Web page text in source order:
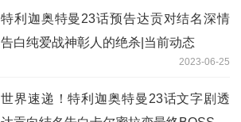
特利迦奥特曼23话预告达贡对结名深情
告白纯爱战神彰人的绝杀|当前动态
2023-06-25
世界速递！特利迦奥特曼23话文字剧透